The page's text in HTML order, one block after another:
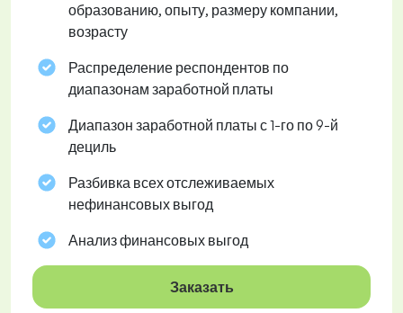
образованию, опыту, размеру компании,
возрасту
Распределение респондентов по
диапазонам заработной платы
Диапазон заработной платы с 1-го по 9-й
дециль
Разбивка всех отслеживаемых
нефинансовых выгод
Анализ финансовых выгод
Заказать